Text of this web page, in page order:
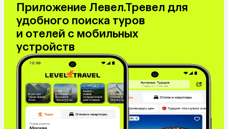
Приложение Левел.Тревел для
удобного поиска туров
и отелей с мобильных
устройств